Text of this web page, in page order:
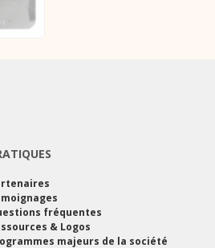
fréquentes
& Logos
majeurs de la société